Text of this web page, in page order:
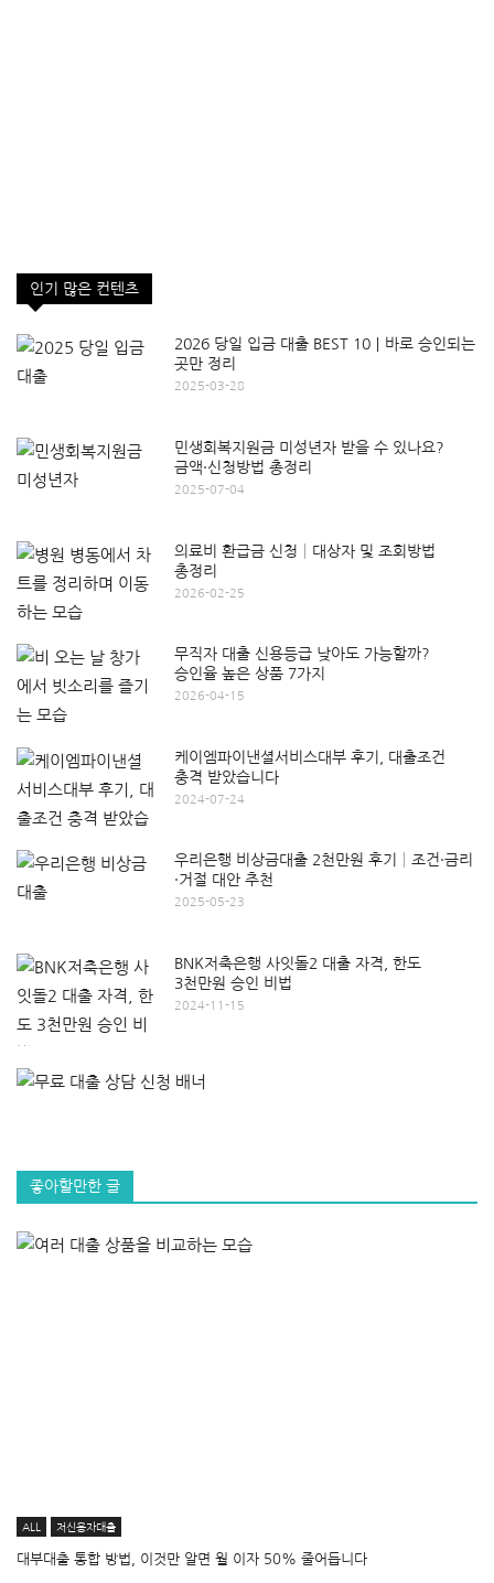
인기 많은 컨텐츠
2026 당일 입금 대출 BEST 10｜바로 승인되는
곳만 정리
2025-03-28
민생회복지원금 미성년자 받을 수 있나요?
금액·신청방법 총정리
2025-07-04
의료비 환급금 신청│대상자 및 조회방법
총정리
2026-02-25
무직자 대출 신용등급 낮아도 가능할까?
승인율 높은 상품 7가지
2026-04-15
케이엠파이낸셜서비스대부 후기, 대출조건
충격 받았습니다
2024-07-24
우리은행 비상금대출 2천만원 후기│조건·금리
·거절 대안 추천
2025-05-23
BNK저축은행 사잇돌2 대출 자격, 한도
3천만원 승인 비법
2024-11-15
좋아할만한 글
ALL 저신용자대출
대부대출 통합 방법, 이것만 알면 월 이자 50% 줄어듭니다